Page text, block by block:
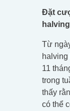
Đặt
halving
Từ
halving
11
trong
thấy
có thể